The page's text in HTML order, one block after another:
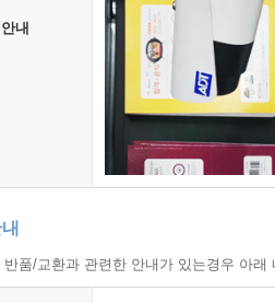
내
품/교환과 관련한 안내가 있는경우 아